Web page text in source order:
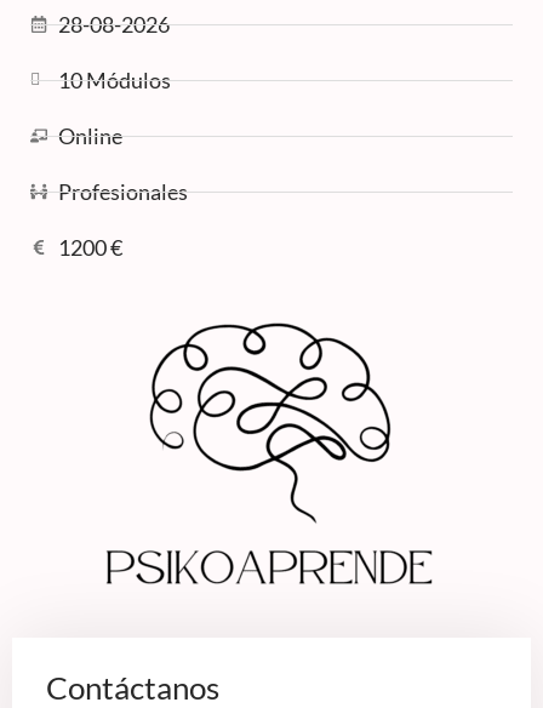
28-08-2026
10 Módulos
Online
Profesionales
1200 €
Contáctanos